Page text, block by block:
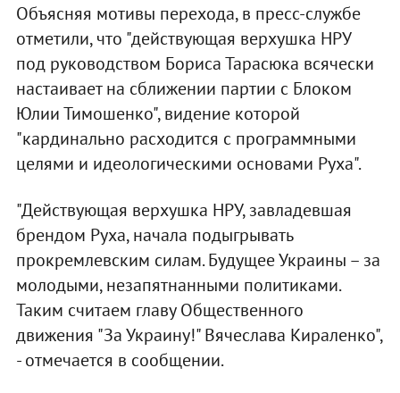
Объясняя мотивы перехода, в пресс-службе
отметили, что "действующая верхушка НРУ
под руководством Бориса Тарасюка всячески
настаивает на сближении партии с Блоком
Юлии Тимошенко", видение которой
"кардинально расходится с программными
целями и идеологическими основами Руха".
"Действующая верхушка НРУ, завладевшая
брендом Руха, начала подыгрывать
прокремлевским силам. Будущее Украины – за
молодыми, незапятнанными политиками.
Таким считаем главу Общественного
движения "За Украину!" Вячеслава Кираленко",
- отмечается в сообщении.